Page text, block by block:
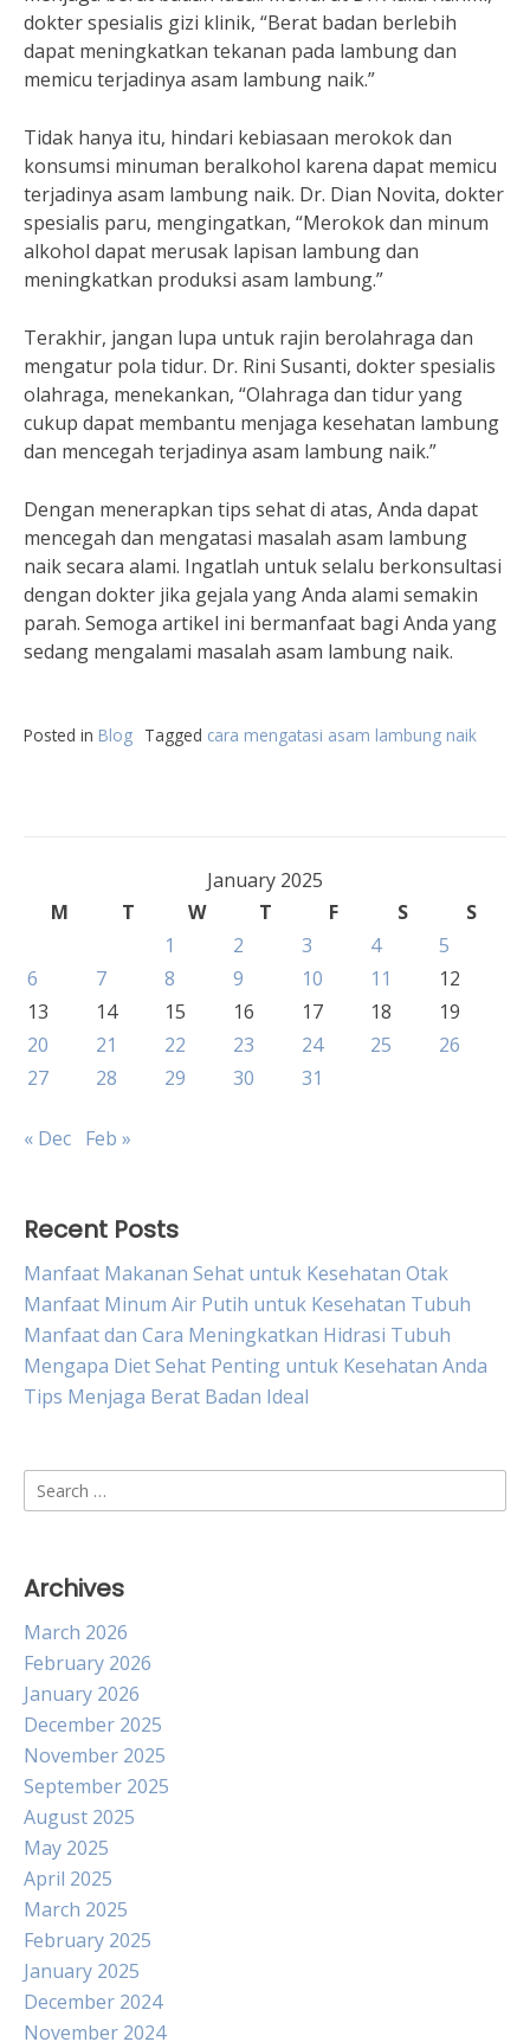
dokter spesialis gizi klinik, “Berat badan berlebih
dapat meningkatkan tekanan pada lambung dan
memicu terjadinya asam lambung naik.”
Tidak hanya itu, hindari kebiasaan merokok dan
konsumsi minuman beralkohol karena dapat memicu
terjadinya asam lambung naik. Dr. Dian Novita, dokter
spesialis paru, mengingatkan, “Merokok dan minum
alkohol dapat merusak lapisan lambung dan
meningkatkan produksi asam lambung.”
Terakhir, jangan lupa untuk rajin berolahraga dan
mengatur pola tidur. Dr. Rini Susanti, dokter spesialis
olahraga, menekankan, “Olahraga dan tidur yang
cukup dapat membantu menjaga kesehatan lambung
dan mencegah terjadinya asam lambung naik.”
Dengan menerapkan tips sehat di atas, Anda dapat
mencegah dan mengatasi masalah asam lambung
naik secara alami. Ingatlah untuk selalu berkonsultasi
dengan dokter jika gejala yang Anda alami semakin
parah. Semoga artikel ini bermanfaat bagi Anda yang
sedang mengalami masalah asam lambung naik.
Posted in Blog Tagged cara mengatasi asam lambung naik
January 2025
M
T W T F S
S
1
2 3 4
5
6
7 8 9 10 11
12
13
14 15 16 17 18
19
20
21 22 23 24 25
26
27
28 29 30 31
« Dec Feb »
Recent Posts
Manfaat Makanan Sehat untuk Kesehatan Otak
Manfaat Minum Air Putih untuk Kesehatan Tubuh
Manfaat dan Cara Meningkatkan Hidrasi Tubuh
Mengapa Diet Sehat Penting untuk Kesehatan Anda
Tips Menjaga Berat Badan Ideal
Search
for:
Archives
March 2026
February 2026
January 2026
December 2025
November 2025
September 2025
August 2025
May 2025
April 2025
March 2025
February 2025
January 2025
December 2024
November 2024